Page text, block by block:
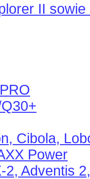
II
Cibola,
Power
2, Adventis